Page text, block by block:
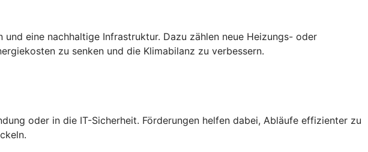
eine nachhaltige Infrastruktur. Dazu zählen neue Heizungs- oder
zu senken und die Klimabilanz zu verbessern.
oder in die IT-Sicherheit. Förderungen helfen dabei, Abläufe effizienter zu